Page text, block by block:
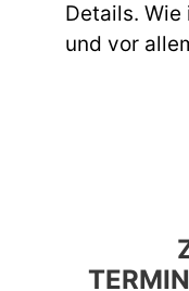
Details. Wie
und vor